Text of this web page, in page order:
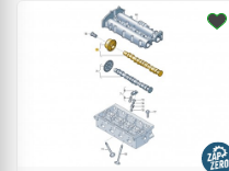
2 фото